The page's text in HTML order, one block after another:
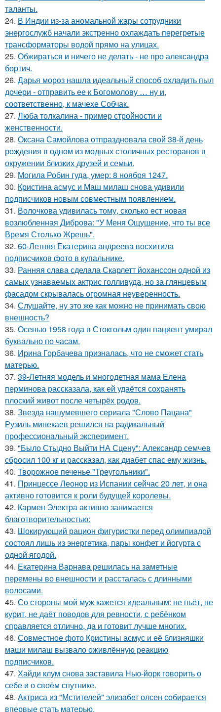
таланты.
24. В Индии из-за аномальной жары сотрудники
энергослужб начали экстренно охлаждать перегретые
трансформаторы водой прямо на улицах.
25. Обжираться и ничего не делать - не про александра
бортич.
26. Дарья мороз нашла идеальный способ охладить пыл
дочери - отправить ее к Богомолову … ну и,
соответственно, к мачехе Собчак.
27. Люба толкалина - пример стройности и
женственности.
28. Оксана Самойлова отпраздновала свой 38-й день
рождения в одном из модных столичных ресторанов в
окружении близких друзей и семьи.
29. Могила Робин гуда, умер: 8 ноября 1247.
30. Кристина асмус и Маш милаш снова удивили
подписчиков новым совместным появлением.
31. Волочкова удивилась тому, сколько ест новая
возлюбленная Диброва: "У Меня Ощущение, что ты все
Время Столько Жрешь".
32. 60-Летняя Екатерина андреева восхитила
подписчиков фото в купальнике.
33. Ранняя слава сделала Скарлетт йоханссон одной из
самых узнаваемых актрис голливуда, но за глянцевым
фасадом скрывалась огромная неуверенность.
34. Слушайте, ну это же как можно не принимать свою
внешность?
35. Осенью 1958 года в Стокгольм один пациент умирал
буквально по часам.
36. Ирина Горбачева призналась, что не сможет стать
матерью.
37. 39-Летняя модель и многодетная мама Елена
перминова рассказала, как ей удаётся сохранять
плоский живот после четырёх родов.
38. Звезда нашумевшего сериала "Слово Пацана"
Рузиль минекаев решился на радикальный
профессиональный эксперимент.
39. "Было Стыдно Выйти НА Сцену": Александр семчев
сбросил 100 кг и рассказал, как диабет спас ему жизнь.
40. Творожное печенье "Треугольники".
41. Принцессе Леонор из Испании сейчас 20 лет, и она
активно готовится к роли будущей королевы.
42. Кармен Электра активно занимается
благотворительностью:
43. Шокирующий рацион фигуристки перед олимпиадой
состоял лишь из энергетика, пары конфет и йогурта с
одной ягодой.
44. Екатерина Варнава решилась на заметные
перемены во внешности и рассталась с длинными
волосами.
45. Со стороны мой муж кажется идеальным: не пьёт, не
курит, не даёт поводов для ревности, с ребёнком
справляется отлично, да и готовит лучше многих.
46. Совместное фото Кристины асмус и её близняшки
маши милаш вызвало оживлённую реакцию
подписчиков.
47. Хайди клум снова заставила Нью-йорк говорить о
себе и о своём спутнике.
48. Актриса из "Мстителей" элизабет олсен собирается
впервые стать матерью.